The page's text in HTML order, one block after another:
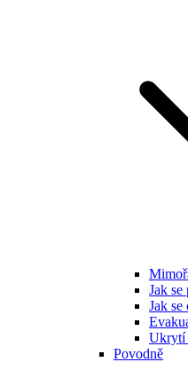
Jak
Jak
Ukrytí
Povodně